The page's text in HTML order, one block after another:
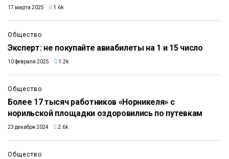
17 марта 2025 1.6k
Общество
Эксперт: не покупайте авиабилеты на 1 и 15 число
10 февраля 2025 1.2k
Общество
Более 17 тысяч работников «Норникеля» с
норильской площадки оздоровились по путевкам
23 декабря 2024 2.6k
Общество